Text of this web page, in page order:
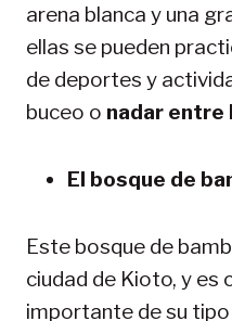
arena blanca y una
ellas se pueden
de deportes y
buceo o nadar entre
El bosque de
Este bosque de
ciudad de Kioto, y es
importante de su tipo